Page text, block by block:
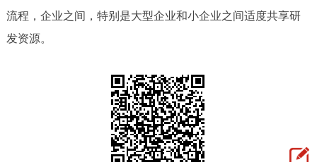
政策兑现 政策解读 回应关切
法人服务
流程，企业之间，特别是大型企业和小企业之间适度共享研
发资源。